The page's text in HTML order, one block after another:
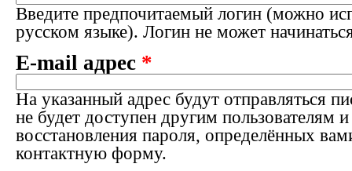
Введите предпочитаемый логин (можно
русском языке). Логин не может
E-mail адрес *
На указанный адрес будут отправляться
не будет доступен другим пользователям
восстановления пароля, определённых
контактную форму.